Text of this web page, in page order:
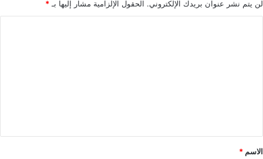
لن يتم نشر عنوان بريدك الإلكتروني. الحقول الإلزامية مشار إليها بـ *
*
الاسم *